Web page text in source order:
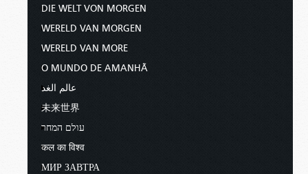
DIE WELT VON MORGEN
WERELD VAN MORGEN
WERELD VAN MORE
O MUNDO DE AMANHÃ
عالم الغد
未来世界
עולם המחר
कल का विश्व
МИР ЗАВТРА